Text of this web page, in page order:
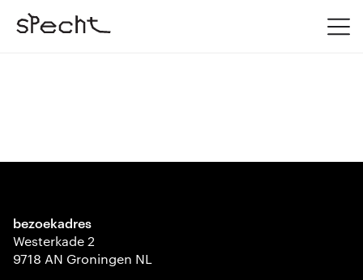
bezoekadres
Westerkade 2
9718 AN Groningen NL